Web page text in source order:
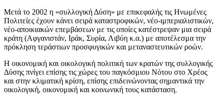
Μετά το 2002 η «συλλογική Δύση» με επικεφαλής τις Ηνωμένες
Πολιτείες έχουν κάνει σειρά καταστροφικών, νέο-ιμπεριαλιστικών,
νέο-αποικιακών επεμβάσεων με τις οποίες κατέστρεψαν μια σειρά
κράτη (Αφγανιστάν, Ιράκ, Συρία, Λιβύη κ.α.) με αποτέλεσμα την
πρόκληση τεράστιων προσφυγικών και μεταναστευτικών ροών.
Η οικονομική και οικολογική πολιτική των κρατών της συλλογικής
Δύσης πνίγει επίσης τις χώρες του παγκόσμιου Νότου στο Χρέος
και στην κλιματική κρίση, επίσης επιδεινώνοντας σημαντικά την
οικολογική, οικονομική και κοινωνική τους κατάσταση.